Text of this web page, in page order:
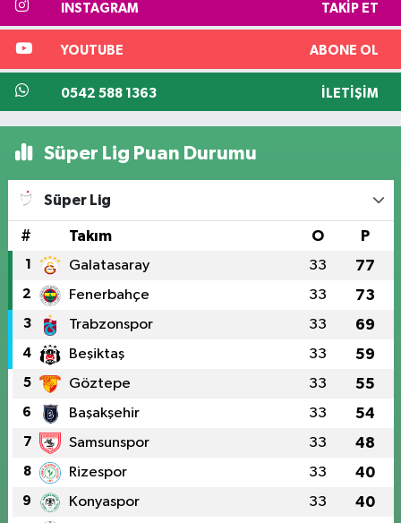
INSTAGRAM TAKIP ET
YOUTUBE ABONE OL
0542 588 1363 İLETIŞIM
Süper Lig Puan Durumu
Süper Lig
# Takım O P
1 Galatasaray 33 77
2 Fenerbahçe 33 73
3 Trabzonspor 33 69
4 Beşiktaş 33 59
5 Göztepe 33 55
6 Başakşehir 33 54
7 Samsunspor 33 48
8 Rizespor 33 40
9 Konyaspor 33 40